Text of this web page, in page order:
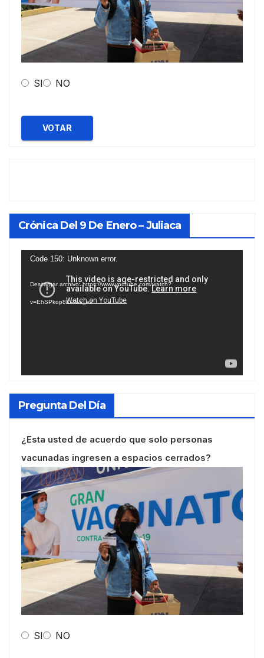
SI NO
VOTAR
Crónica Del 9 De Enero – Juliaca
Reproductor
vídeo
Code 150: Unknown error.
Descargar archivo: https://www.youtube.com/watch?
v=EhSPkop8KPY&_=2
Pregunta Del Día
¿Esta usted de acuerdo que solo personas
vacunadas ingresen a espacios cerrados?
SI NO